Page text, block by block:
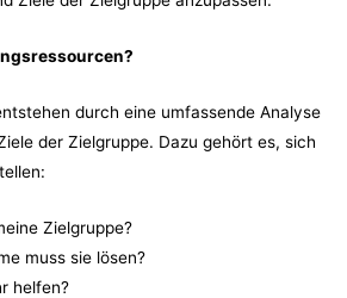
durch eine umfassende Analyse
der Zielgruppe. Dazu gehört es, sich
Zielgruppe?
muss sie lösen?
helfen?